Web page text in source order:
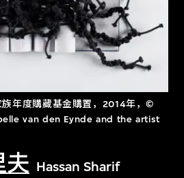
年度購藏基金購置，2014年，©
van den Eynde and the artist
夫 Hassan Sharif
十及二十一世纪视觉